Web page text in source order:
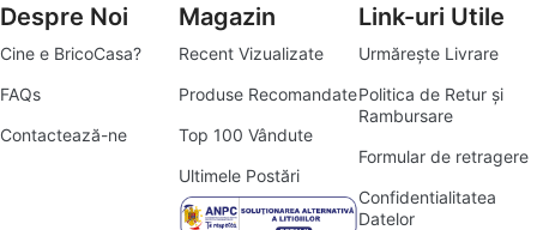
Despre Noi
Cine e BricoCasa?
FAQs
Contactează-ne
Magazin
Recent Vizualizate
Produse Recomandate
Top 100 Vândute
Ultimele Postări
Link-uri Utile
Urmărește Livrare
Politica de Retur și
Rambursare
Formular de retragere
Confidentialitatea
Datelor